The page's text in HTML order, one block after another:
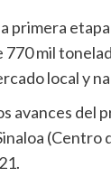
primera
mil
local y
avances del